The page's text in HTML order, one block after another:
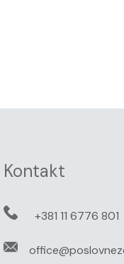
Kontakt
+381 11 6776 801